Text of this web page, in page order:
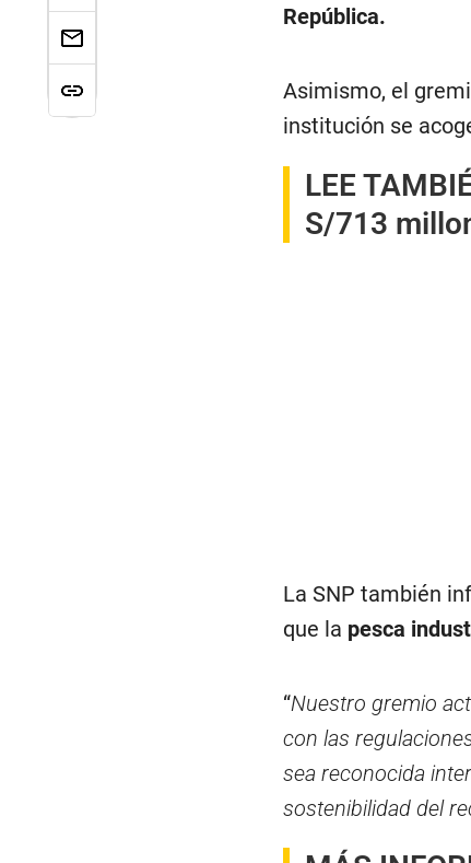
República.
Asimismo, el
institución se
LEE
S/713
La SNP también
que la pesca
“Nuestro gremio
con las
sea reconocida
sostenibilidad del